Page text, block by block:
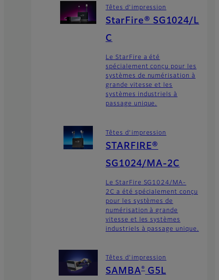
Têtes d’impression
StarFire® SG1024/L
C
Le StarFire a été
spécialement conçu pour les
systèmes de numérisation à
grande vitesse et les
systèmes industriels à
passage unique.
Têtes d’impression
STARFIRE®
SG1024/MA-2C
Le StarFire SG1024/MA-
2C a été spécialement conçu
pour les systèmes de
numérisation à grande
vitesse et les systèmes
industriels à passage unique.
Têtes d'impression
SAMBA®G5L